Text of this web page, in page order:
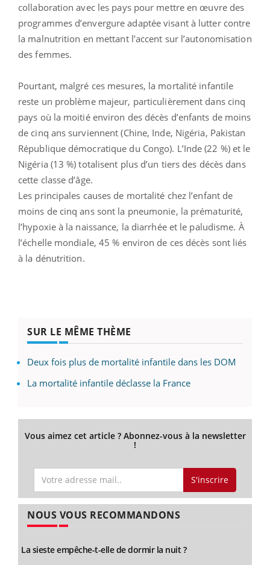
collaboration avec les pays pour mettre en œuvre des
programmes d’envergure adaptée visant à lutter contre
la malnutrition en mettant l’accent sur l’autonomisation
des femmes.
Pourtant, malgré ces mesures, la mortalité infantile
reste un problème majeur, particulièrement dans cinq
pays où la moitié environ des décès d’enfants de moins
de cinq ans surviennent (Chine, Inde, Nigéria, Pakistan
République démocratique du Congo). L’Inde (22 %) et le
Nigéria (13 %) totalisent plus d’un tiers des décès dans
cette classe d’âge.
Les principales causes de mortalité chez l’enfant de
moins de cinq ans sont la pneumonie, la prématurité,
l’hypoxie à la naissance, la diarrhée et le paludisme. À
l’échelle mondiale, 45 % environ de ces décès sont liés
à la dénutrition.
SUR LE MÊME THÈME
Deux fois plus de mortalité infantile dans les DOM
La mortalité infantile déclasse la France
Vous aimez cet article ? Abonnez-vous à la newsletter
!
S'inscrire
NOUS VOUS RECOMMANDONS
La sieste empêche-t-elle de dormir la nuit ?